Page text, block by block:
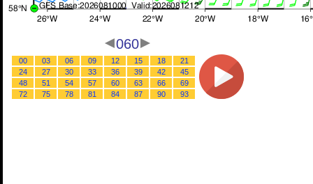
060
00 03 06 09 12 15 18
21
24
27 30 33 36 39 42
45
48
51 54 57 60 63 66
69
72
75 78 81 84 87 90 93